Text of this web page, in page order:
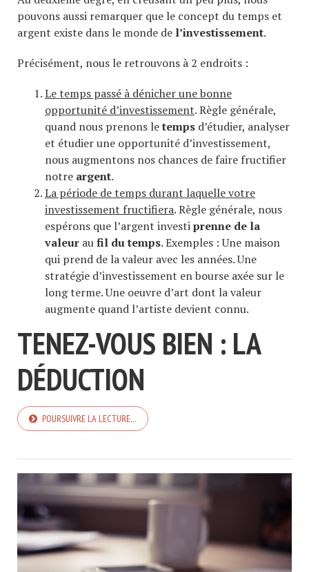
pouvons aussi remarquer que le concept du temps et
argent existe dans le monde de l’investissement.
Précisément, nous le retrouvons à 2 endroits :
Le temps passé à dénicher une bonne
opportunité d’investissement. Règle générale,
quand nous prenons letemps d’étudier, analyser
et étudier une opportunité d’investissement,
nous augmentons nos chances de faire fructifier
notre argent.
La période de temps durant laquelle votre
investissement fructifiera. Règle générale, nous
espérons que l’argent investiprenne de la
valeur aufil du temps. Exemples : Une maison
qui prend de la valeur avec les années. Une
stratégie d’investissement en bourse axée sur le
long terme. Une oeuvre d’art dont la valeur
augmente quand l’artiste devient connu.
TENEZ-VOUS BIEN : LA
DÉDUCTION
POURSUIVRE LA LECTURE…